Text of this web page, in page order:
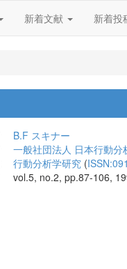
新着文献 新着投
B.F スキナー
一般社団法人 日本行動分
行動分析学研究 (
vol.5, no.2, pp.87-106,